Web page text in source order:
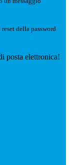
della password
posta elettronica!